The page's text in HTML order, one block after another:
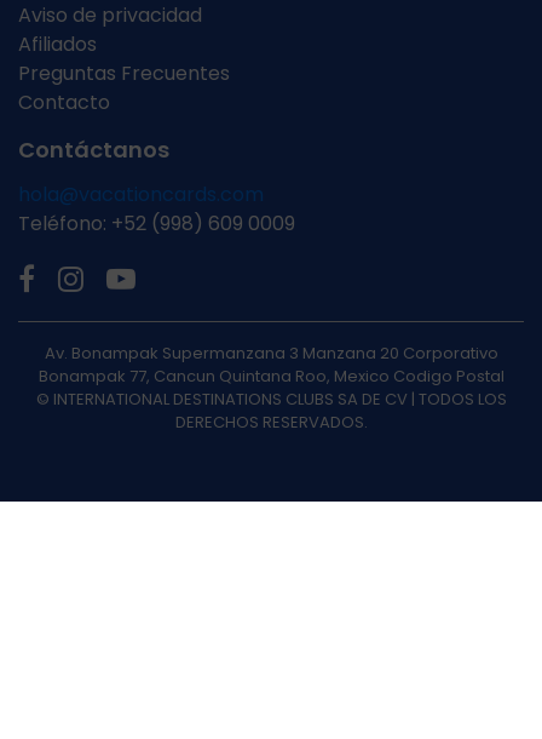
Aviso de privacidad
Afiliados
Preguntas Frecuentes
Contacto
Contáctanos
hola@vacationcards.com
Teléfono: +52 (998) 609 0009
Av. Bonampak Supermanzana 3 Manzana 20 Corporativo
Bonampak 77, Cancun Quintana Roo, Mexico Codigo Postal
© INTERNATIONAL DESTINATIONS CLUBS SA DE CV | TODOS LOS
DERECHOS RESERVADOS.